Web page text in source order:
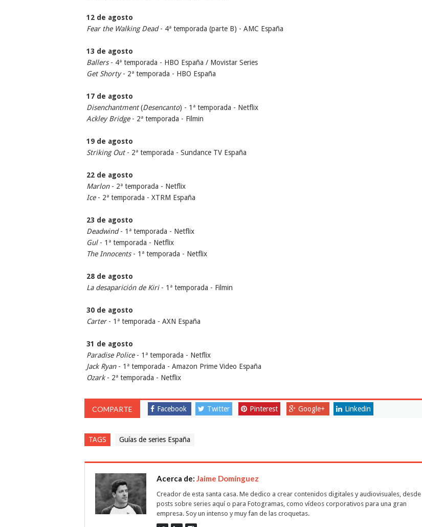
12 de agosto
Fear the Walking Dead- 4ª temporada (parte B) - AMC España
13 de agosto
Ballers- 4ª temporada - HBO España / Movistar Series
Get Shorty- 2ª temporada - HBO España
17 de agosto
Disenchantment(Desencanto) - 1ª temporada - Netflix
Ackley Bridge- 2ª temporada - Filmin
19 de agosto
Striking Out- 2ª temporada - Sundance TV España
22 de agosto
Marlon- 2ª temporada - Netflix
Ice- 2ª temporada - XTRM España
23 de agosto
Deadwind- 1ª temporada - Netflix
Gul- 1ª temporada - Netflix
The Innocents- 1ª temporada - Netflix
28 de agosto
La desaparición de Kiri - 1ª temporada - Filmin
30 de agosto
Carter- 1ª temporada - AXN España
31 de agosto
Paradise Police- 1ª temporada - Netflix
Jack Ryan- 1ª temporada - Amazon Prime Video España
Ozark- 2ª temporada - Netflix
COMPARTE Facebook Twitter Pinterest Google+ Linkedin
TAGS Guías de series España
Acerca de: Jaime Domínguez
Creador de esta santa casa. Me dedico a crear contenidos digitales y audiovisuales, desde
posts sobre series aquí o para Fotogramas, como vídeos corporativos para una gran
empresa. Soy un intenso y muy fan de las croquetas.